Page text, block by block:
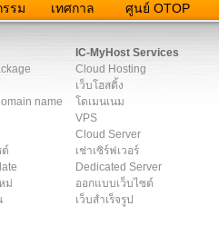
รรม เทศกาล ศูนย์ OTOP
name
ต์
ม่
IC-MyHost Services
Cloud Hosting
เว็บโฮสติ้ง
โดเมนเนม
VPS
Cloud Server
เช่าเซิร์ฟเวอร์
Dedicated Server
ออกแบบเว็บไซต์
เว็บสำเร็จรูป